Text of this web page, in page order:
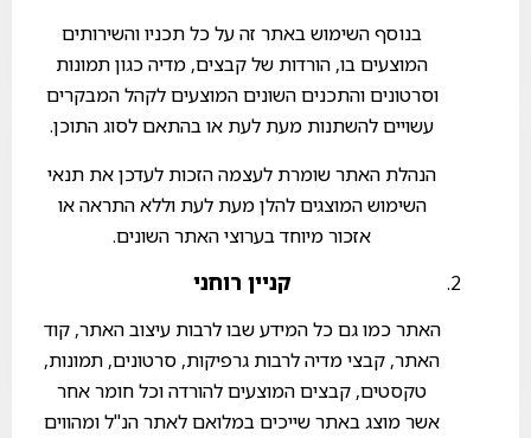
בנוסף השימוש באתר זה על כל תכניו והשירותים
המוצעים בו, הורדות של קבצים, מדיה כגון תמונות
וסרטונים והתכנים השונים המוצעים לקהל המבקרים
עשויים להשתנות מעת לעת או בהתאם לסוג התוכן.
הנהלת האתר שומרת לעצמה הזכות לעדכן את תנאי
השימוש המוצגים להלן מעת לעת וללא התראה או
אזכור מיוחד בערוצי האתר השונים.
קניין רוחני
האתר כמו גם כל המידע שבו לרבות עיצוב האתר, קוד
האתר, קבצי מדיה לרבות גרפיקות, סרטונים, תמונות,
טקסטים, קבצים המוצעים להורדה וכל חומר אחר
אשר מוצג באתר שייכים במלואם לאתר הנ"ל ומהווים